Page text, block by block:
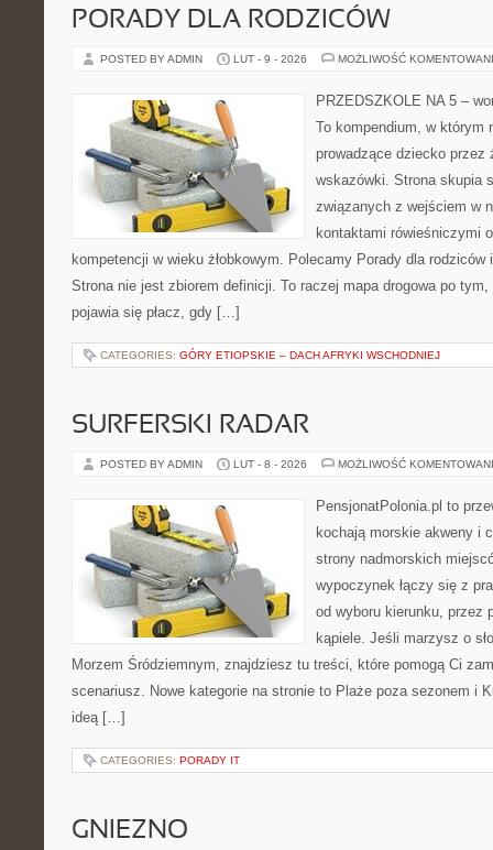
PORADY DLA RODZICÓW
POSTED BY ADMIN LUT - 9 - 2026 MOŻLIWOŚĆ
PRZEDSZKOLE NA 5 –
To kompendium, w którym
prowadzące dziecko przez
wskazówki. Strona skupia
związanych z wejściem w
kontaktami rówieśniczymi
kompetencji w wieku żłobkowym. Polecamy Porady dla
Strona nie jest zbiorem definicji. To raczej mapa drogowa po
pojawia się płacz, gdy […]
CATEGORIES: GÓRY ETIOPSKIE – DACH AFRYKI WSCHODNIEJ
SURFERSKI RADAR
POSTED BY ADMIN LUT - 8 - 2026 MOŻLIWOŚĆ
PensjonatPolonia.pl to
kochają morskie akweny i
strony nadmorskich
wypoczynek łączy się z
od wyboru kierunku, przez
kąpiele. Jeśli marzysz o
Morzem Śródziemnym, znajdziesz tu treści, które pomogą Ci
scenariusz. Nowe kategorie na stronie to Plaże poza sezonem i
ideą […]
CATEGORIES: PORADY IT
GNIEZNO